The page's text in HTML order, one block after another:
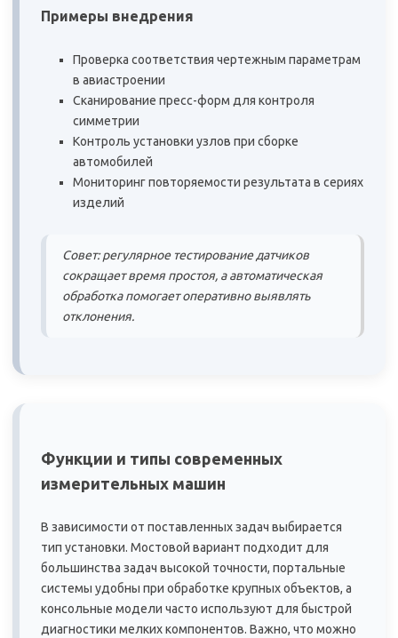
Примеры внедрения
Проверка соответствия чертежным параметрам
в авиастроении
Сканирование пресс-форм для контроля
симметрии
Контроль установки узлов при сборке
автомобилей
Мониторинг повторяемости результата в сериях
изделий
Совет: регулярное тестирование датчиков
сокращает время простоя, а автоматическая
обработка помогает оперативно выявлять
отклонения.
Функции и типы современных
измерительных машин
В зависимости от поставленных задач выбирается
тип установки. Мостовой вариант подходит для
большинства задач высокой точности, портальные
системы удобны при обработке крупных объектов, а
консольные модели часто используют для быстрой
диагностики мелких компонентов. Важно, что можно